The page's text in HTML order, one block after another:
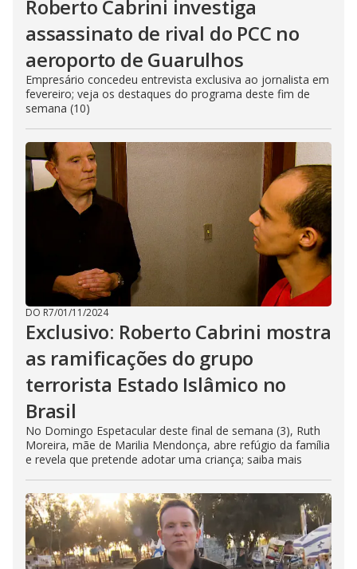
Roberto Cabrini investiga
assassinato de rival do PCC no
aeroporto de Guarulhos
Empresário concedeu entrevista exclusiva ao jornalista em
fevereiro; veja os destaques do programa deste fim de
semana (10)
DO R7/01/11/2024
Exclusivo: Roberto Cabrini mostra
as ramificações do grupo
terrorista Estado Islâmico no
Brasil
No Domingo Espetacular deste final de semana (3), Ruth
Moreira, mãe de Marilia Mendonça, abre refúgio da família
e revela que pretende adotar uma criança; saiba mais